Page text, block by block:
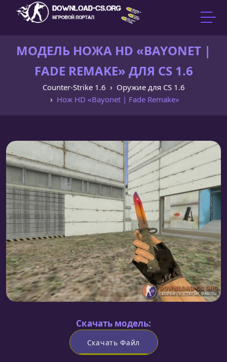
МОДЕЛЬ НОЖА HD «BAYONET |
FADE REMAKE» ДЛЯ CS 1.6
Counter-Strike 1.6
Оружие для CS 1.6
Нож HD «Bayonet | Fade Remake»
Скачать модель:
Скачать Файл